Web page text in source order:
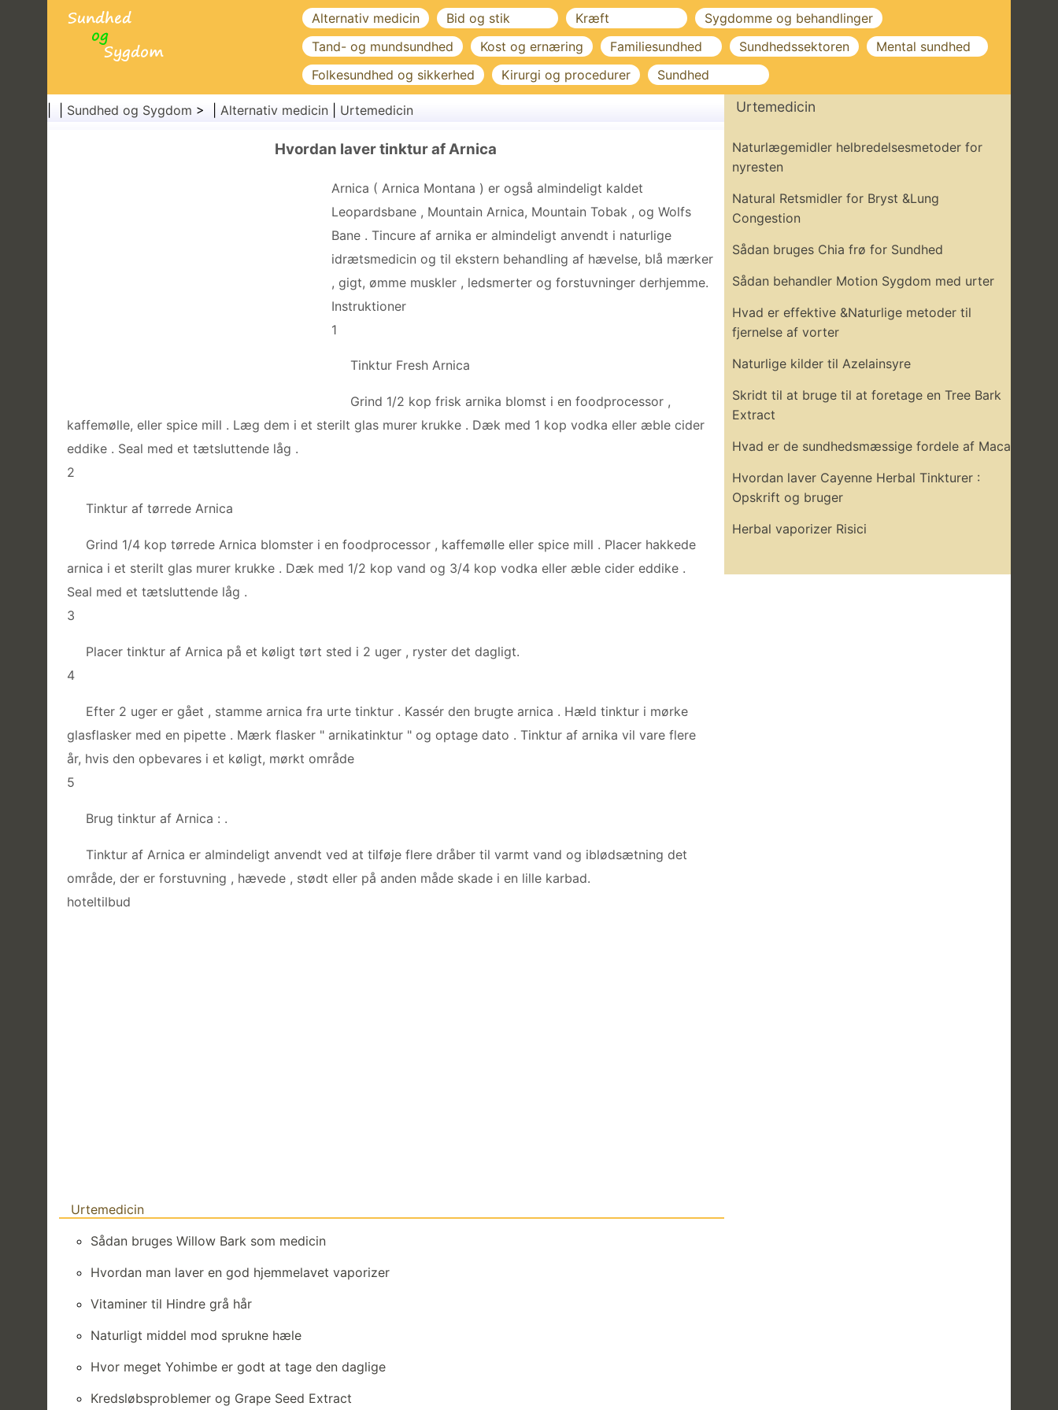
Alternativ medicin Bid og stik Kræft
Sygdomme og behandlinger
Tand- og mundsundhed
Kost og ernæring Familiesundhed Sundhedssektoren
Mental sundhed
Folkesundhed og sikkerhed
Kirurgi og procedurer Sundhed
Sundhed og Sygdom > | Alternativ medicin Urtemedicin
Hvordan laver tinktur af Arnica
Arnica ( Arnica Montana ) er også almindeligt kaldet
Leopardsbane , Mountain Arnica, Mountain Tobak , og Wolfs
Bane . Tincure af arnika er almindeligt anvendt i naturlige
idrætsmedicin og til ekstern behandling af hævelse, blå mærker
, gigt, ømme muskler , ledsmerter og forstuvninger derhjemme.
Instruktioner
1
Tinktur Fresh Arnica
Grind 1/2 kop frisk arnika blomst i en foodprocessor ,
kaffemølle, eller spice mill . Læg dem i et sterilt glas murer krukke . Dæk med 1 kop vodka eller æble cider
eddike . Seal med et tætsluttende låg .
2
Tinktur af tørrede Arnica
Grind 1/4 kop tørrede Arnica blomster i en foodprocessor , kaffemølle eller spice mill . Placer hakkede
arnica i et sterilt glas murer krukke . Dæk med 1/2 kop vand og 3/4 kop vodka eller æble cider eddike .
Seal med et tætsluttende låg .
3
Placer tinktur af Arnica på et køligt tørt sted i 2 uger , ryster det dagligt.
4
Efter 2 uger er gået , stamme arnica fra urte tinktur . Kassér den brugte arnica . Hæld tinktur i mørke
glasflasker med en pipette . Mærk flasker " arnikatinktur " og optage dato . Tinktur af arnika vil vare flere
år, hvis den opbevares i et køligt, mørkt område
5
Brug tinktur af Arnica : .
Tinktur af Arnica er almindeligt anvendt ved at tilføje flere dråber til varmt vand og iblødsætning det
område, der er forstuvning , hævede , stødt eller på anden måde skade i en lille karbad.
hoteltilbud
Urtemedicin
Sådan bruges Willow Bark som medicin
Hvordan man laver en god hjemmelavet vaporizer
Vitaminer til Hindre grå hår
Naturligt middel mod sprukne hæle
Hvor meget Yohimbe er godt at tage den daglige
Kredsløbsproblemer og Grape Seed Extract
Urtemedicin
Naturlægemidler helbredelsesmetoder for
nyresten
Natural Retsmidler for Bryst &Lung
Congestion
Sådan bruges Chia frø for Sundhed
Sådan behandler Motion Sygdom med urter
Hvad er effektive &Naturlige metoder til
fjernelse af vorter
Naturlige kilder til Azelainsyre
Skridt til at bruge til at foretage en Tree Bark
Extract
Hvad er de sundhedsmæssige fordele af Maca
Hvordan laver Cayenne Herbal Tinkturer :
Opskrift og bruger
Herbal vaporizer Risici